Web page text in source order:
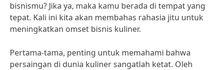
bisnismu? Jika ya, maka kamu berada di tempat yang
tepat. Kali ini kita akan membahas rahasia jitu untuk
meningkatkan omset bisnis kuliner.
Pertama-tama, penting untuk memahami bahwa
persaingan di dunia kuliner sangatlah ketat. Oleh